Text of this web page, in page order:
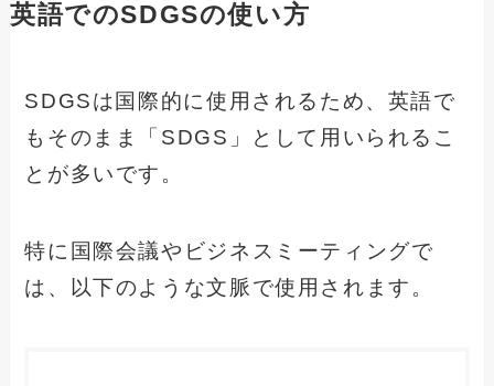
英語でのSDGSの使い方
SDGSは国際的に使用されるため、英語で
もそのまま「SDGS」として用いられるこ
とが多いです。
特に国際会議やビジネスミーティングで
は、以下のような文脈で使用されます。